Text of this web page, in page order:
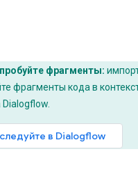
фрагменты:
фрагменты кода в
Dialogflow.
в Dialogflow